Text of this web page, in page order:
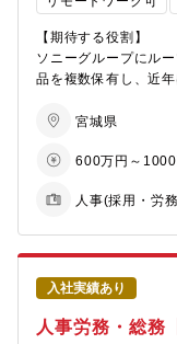
【期待する役割】
ソニーグループにル
品を複数保有し、近
人事総務（係長クラ
ューションズ株式会
【業務詳細】
す。また、デクセリ
■人事労務関連業務：
宮城県
600万円～1000
人事(採用・労
入社実績あり
人事労務・総務